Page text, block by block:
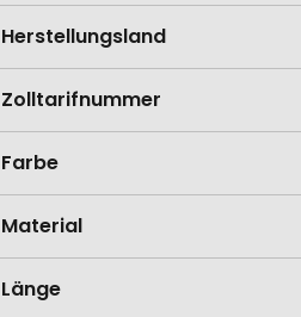
Herstellungsland
Zolltarifnummer
Farbe
Material
Länge